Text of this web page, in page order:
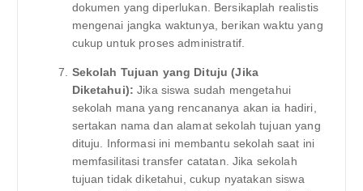
dokumen yang diperlukan. Bersikaplah realistis
mengenai jangka waktunya, berikan waktu yang
cukup untuk proses administratif.
Sekolah Tujuan yang Dituju (Jika
Diketahui): Jika siswa sudah mengetahui
sekolah mana yang rencananya akan ia hadiri,
sertakan nama dan alamat sekolah tujuan yang
dituju. Informasi ini membantu sekolah saat ini
memfasilitasi transfer catatan. Jika sekolah
tujuan tidak diketahui, cukup nyatakan siswa